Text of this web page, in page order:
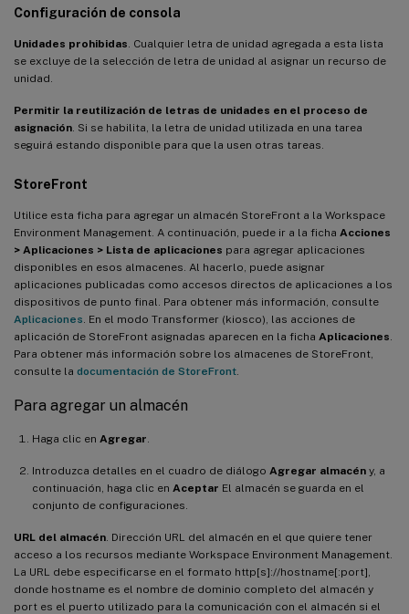
Configuración de consola
Unidades prohibidas . Cualquier letra de unidad agregada a esta lista
se excluye de la selección de letra de unidad al asignar un recurso de
unidad.
Permitir la reutilización de letras de unidades en el proceso de
asignación . Si se habilita, la letra de unidad utilizada en una tarea
seguirá estando disponible para que la usen otras tareas.
StoreFront
Utilice esta ficha para agregar un almacén StoreFront a la Workspace
Environment Management. A continuación, puede ir a la ficha Acciones
> Aplicaciones > Lista de aplicaciones para agregar aplicaciones
disponibles en esos almacenes. Al hacerlo, puede asignar
aplicaciones publicadas como accesos directos de aplicaciones a los
dispositivos de punto final. Para obtener más información, consulte
Aplicaciones . En el modo Transformer (kiosco), las acciones de
aplicación de StoreFront asignadas aparecen en la ficha Aplicaciones
Para obtener más información sobre los almacenes de StoreFront,
consulte la documentación de StoreFront
Para agregar un almacén
Haga clic en Agregar
Introduzca detalles en el cuadro de diálogo Agregar almacén y, a
continuación, haga clic en Aceptar El almacén se guarda en el
conjunto de configuraciones.
URL del almacén . Dirección URL del almacén en el que quiere tener
acceso a los recursos mediante Workspace Environment Management.
La URL debe especificarse en el formato http[s]://hostname[:port],
donde hostname es el nombre de dominio completo del almacén y
port es el puerto utilizado para la comunicación con el almacén si el